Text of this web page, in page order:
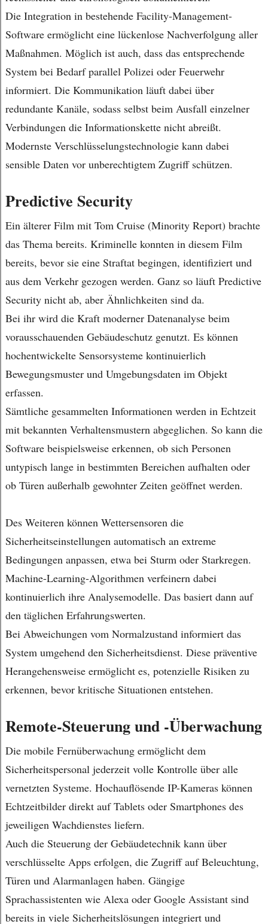
Die Integration in bestehende Facility-Management-
Software ermöglicht eine lückenlose Nachverfolgung aller
Maßnahmen. Möglich ist auch, dass das entsprechende
System bei Bedarf parallel Polizei oder Feuerwehr
informiert. Die Kommunikation läuft dabei über
redundante Kanäle, sodass selbst beim Ausfall einzelner
Verbindungen die Informationskette nicht abreißt.
Modernste Verschlüsselungstechnologie kann dabei
sensible Daten vor unberechtigtem Zugriff schützen.
Predictive Security
Ein älterer Film mit Tom Cruise (Minority Report) brachte
das Thema bereits. Kriminelle konnten in diesem Film
bereits, bevor sie eine Straftat begingen, identifiziert und
aus dem Verkehr gezogen werden. Ganz so läuft Predictive
Security nicht ab, aber Ähnlichkeiten sind da.
Bei ihr wird die Kraft moderner Datenanalyse beim
vorausschauenden Gebäudeschutz genutzt. Es können
hochentwickelte Sensorsysteme kontinuierlich
Bewegungsmuster und Umgebungsdaten im Objekt
erfassen.
Sämtliche gesammelten Informationen werden in Echtzeit
mit bekannten Verhaltensmustern abgeglichen. So kann die
Software beispielsweise erkennen, ob sich Personen
untypisch lange in bestimmten Bereichen aufhalten oder
ob Türen außerhalb gewohnter Zeiten geöffnet werden.
Des Weiteren können Wettersensoren die
Sicherheitseinstellungen automatisch an extreme
Bedingungen anpassen, etwa bei Sturm oder Starkregen.
Machine-Learning-Algorithmen verfeinern dabei
kontinuierlich ihre Analysemodelle. Das basiert dann auf
den täglichen Erfahrungswerten.
Bei Abweichungen vom Normalzustand informiert das
System umgehend den Sicherheitsdienst. Diese präventive
Herangehensweise ermöglicht es, potenzielle Risiken zu
erkennen, bevor kritische Situationen entstehen.
Remote-Steuerung und -Überwachung
Die mobile Fernüberwachung ermöglicht dem
Sicherheitspersonal jederzeit volle Kontrolle über alle
vernetzten Systeme. Hochauflösende IP-Kameras können
Echtzeitbilder direkt auf Tablets oder Smartphones des
jeweiligen Wachdienstes liefern.
Auch die Steuerung der Gebäudetechnik kann über
verschlüsselte Apps erfolgen, die Zugriff auf Beleuchtung,
Türen und Alarmanlagen haben. Gängige
Sprachassistenten wie Alexa oder Google Assistant sind
bereits in viele Sicherheitslösungen integriert und